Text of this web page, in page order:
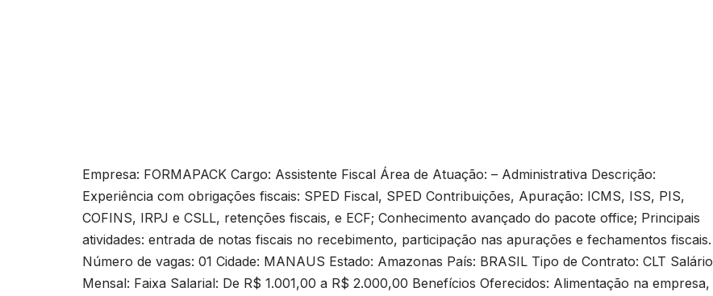
Empresa: FORMAPACK Cargo: Assistente Fiscal Área de Atuação: – Administrativa Descrição:
Experiência com obrigações fiscais: SPED Fiscal, SPED Contribuições, Apuração: ICMS, ISS, PIS,
COFINS, IRPJ e CSLL, retenções fiscais, e ECF; Conhecimento avançado do pacote office; Principais
atividades: entrada de notas fiscais no recebimento, participação nas apurações e fechamentos fiscais.
Número de vagas: 01 Cidade: MANAUS Estado: Amazonas País: BRASIL Tipo de Contrato: CLT Salário
Mensal: Faixa Salarial: De R$ 1.001,00 a R$ 2.000,00 Benefícios Oferecidos: Alimentação na empresa,